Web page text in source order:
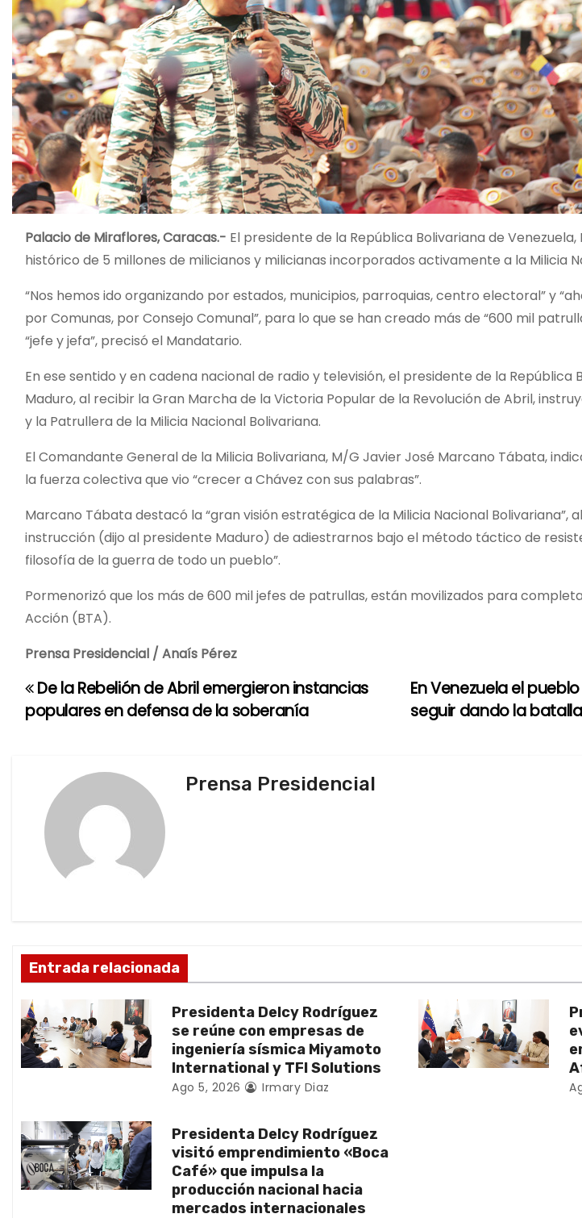
Palacio de Miraflores, Caracas.- El presidente de la República Bolivariana de
histórico de 5 millones de milicianos y milicianas incorporados activamente a la Milicia
“Nos hemos ido organizando por estados, municipios, parroquias, centro electoral” y
por Comunas, por Consejo Comunal”, para lo que se han creado más de “600 mil
“jefe y jefa”, precisó el Mandatario.
En ese sentido y en cadena nacional de radio y televisión, el presidente de la República
Maduro, al recibir la Gran Marcha de la Victoria Popular de la Revolución de Abril,
y la Patrullera de la Milicia Nacional Bolivariana.
El Comandante General de la Milicia Bolivariana, M/G Javier José Marcano Tábata,
la fuerza colectiva que vio “crecer a Chávez con sus palabras”.
Marcano Tábata destacó la “gran visión estratégica de la Milicia Nacional Bolivariana”,
instrucción (dijo al presidente Maduro) de adiestrarnos bajo el método táctico de
filosofía de la guerra de todo un pueblo”.
Pormenorizó que los más de 600 mil jefes de patrullas, están movilizados para
Acción (BTA).
Prensa Presidencial / Anaís Pérez
N
a
ó
n
d
e
n
t
En Venezuela el
seguir dando la
De la Rebelión de Abril emergieron instancias
populares en defensa de la soberanía
Prensa Presidencial
Entrada relacionada
Presidenta Delcy Rodríguez
se reúne con empresas de
ingeniería sísmica Miyamoto
International y TFI Solutions
Ago 5, 2026 Irmary Diaz
Presidenta Delcy Rodríguez
visitó emprendimiento «Boca
Café» que impulsa la
producción nacional hacia
mercados internacionales